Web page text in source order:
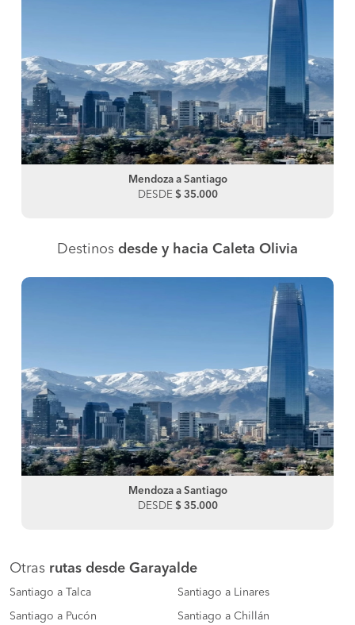
Mendoza a Santiago
DESDE $ 35.000
Destinos desde y hacia Caleta Olivia
Mendoza a Santiago
DESDE $ 35.000
Otras rutas desde Garayalde
Santiago a Talca Santiago a Linares
Santiago a Pucón Santiago a Chillán